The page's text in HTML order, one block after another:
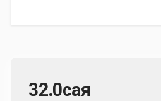
32.0сая